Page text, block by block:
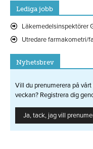
Lediga jobb
Läkemedelsinspektörer
Utredare farmakometri/
Nyhetsbrev
Vill du prenumerera på
veckan? Registrera dig
Ja, tack, jag vill